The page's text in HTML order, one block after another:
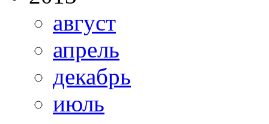
август
апрель
декабрь
июль